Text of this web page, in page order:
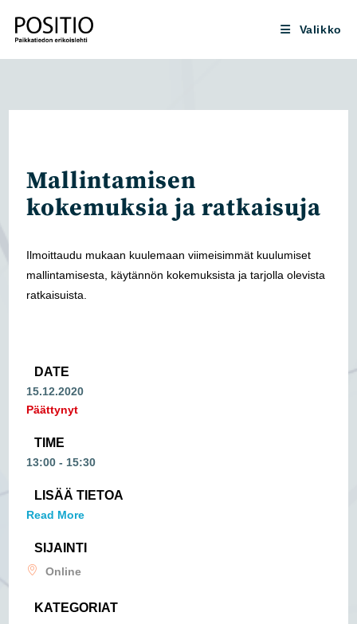
suoraan
sisältöön
Valikko
Mallintamisen
kokemuksia ja ratkaisuja
Ilmoittaudu mukaan kuulemaan viimeisimmät kuulumiset
mallintamisesta, käytännön kokemuksista ja tarjolla olevista
ratkaisuista.
DATE
15.12.2020
Päättynyt
TIME
13:00 - 15:30
LISÄÄ TIETOA
Read More
SIJAINTI
Online
KATEGORIAT